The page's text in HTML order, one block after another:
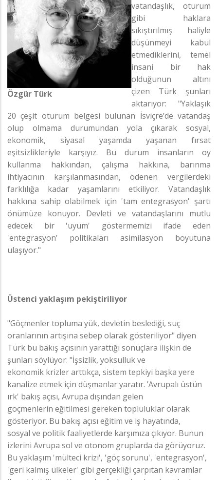
Özgür Türk
vatandaşlık, oturum
gibi haklara
sıkıştırılmış haliyle
düşünmeyi kabul
etmediklerini, temel
insani bir hak
olduğunun altını
çizen Türk şunları
aktarıyor: "Yaklaşık
20 çeşit oturum belgesi bulunan İsviçre’de vatandaş
olup olmama durumundan yola çıkarak sosyal,
ekonomik, siyasal yaşamda yaşanan fırsat
eşitsizlikleriyle karşıyız. Bu durum insanların oy
kullanma hakkından, çalışma hakkına, barınma
ihtiyacının karşılanmasından, ödenen vergilerdeki
farklılığa kadar yaşamlarını etkiliyor. Vatandaşlık
hakkına sahip olabilmek için 'tam entegrasyon' şartı
önümüze konuyor. Devleti ve vatandaşlarını mutlu
edecek bir 'uyum' göstermemizi ifade eden
'entegrasyon’ politikaları asimilasyon boyutuna
ulaşıyor."
Üstenci yaklaşım pekiştiriliyor
"Göçmenler topluma yük, devletin beslediği, suç
oranlarının artışına sebep olarak gösteriliyor" diyen
Türk bu bakış açısının yarattığı sonuçlara ilişkin de
şunları söylüyor: "İşsizlik, yoksulluk ve
ekonomik krizler arttıkça, sistem tepkiyi başka yere
kanalize etmek için düşmanlar yaratır. ’Avrupalı üstün
ırk' bakış açısı, Avrupa dışından gelen
göçmenlerin eğitilmesi gereken topluluklar olarak
gösteriyor. Bu bakış açısı eğitim ve iş hayatında,
sosyal ve politik faaliyetlerde karşımıza çıkıyor. Bunun
izlerini Avrupa sol ve otonom gruplarda da görüyoruz.
Bu yaklaşım 'mülteci krizi', 'göç sorunu', 'entegrasyon',
'geri kalmış ülkeler' gibi gerçekliği çarpıtan kavramlar